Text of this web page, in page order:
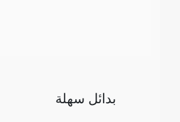
بدائل سهلة